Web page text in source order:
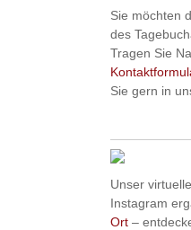
Sie möchten
des
Tragen Sie
Sie gern in
Unser
Instagram
Ort –